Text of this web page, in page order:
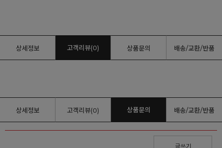
상세정보 고객리뷰(0) 상품문의 배송/교환/반품
상세정보 고객리뷰(0) 상품문의 배송/교환/반품
글쓰기